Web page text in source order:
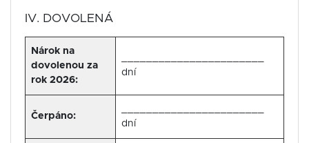
IV. DOVOLENÁ
Nárok na
dovolenou za
rok 2026:
dní
Čerpáno:
dní